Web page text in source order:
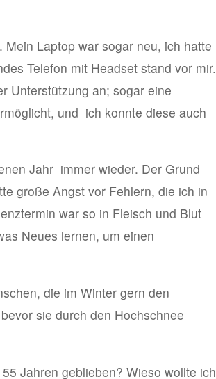
Laptop war sogar neu, ich hatte
Telefon mit Headset stand vor mir.
Unterstützung an; sogar eine
und ich konnte diese auch
Jahr immer wieder. Der Grund
große Angst vor Fehlern, die ich in
war so in Fleisch und Blut
Neues lernen, um einen
die im Winter gern den
sie durch den Hochschnee
Jahren geblieben? Wieso wollte ich